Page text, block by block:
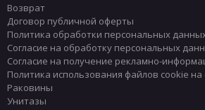
Возврат
Договор публичной оферты
Политика обработки персональных
Согласие на обработку персональных
Согласие на получение рекламно-
Политика использования файлов cookie на
Раковины
Унитазы